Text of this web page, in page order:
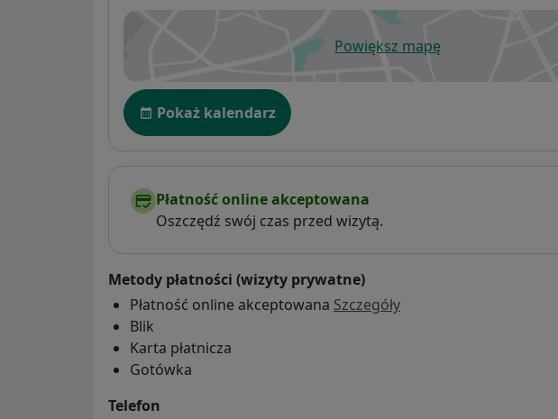
Powiększ mapęotwiera się w nowej karcie
Dostępność
Pokaż kalendarz
Płatność online akceptowana
Oszczędź swój czas przed wizytą.
Metody płatności (wizyty prywatne)
Płatność online akceptowana Szczegóły
Blik
Karta płatnicza
Gotówka
Telefon